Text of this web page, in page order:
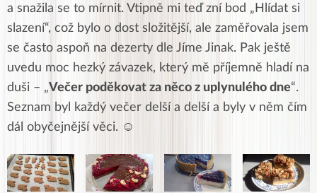
a snažila se to mírnit. Vtipně mi teď zní bod „Hlídat si
slazení“, což bylo o dost složitější, ale zaměřovala jsem
se často aspoň na dezerty dle Jíme Jinak. Pak ještě
uvedu moc hezký závazek, který mě příjemně hladí na
duši – „Večer poděkovat za něco z uplynulého dne“.
Seznam byl každý večer delší a delší a byly v něm čím
dál obyčejnější věci. ☺